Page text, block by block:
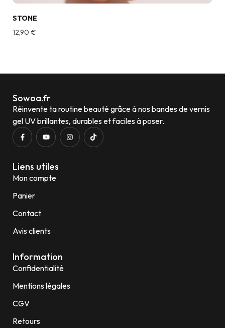
STONE
12,90 €
Sowoa.fr
Réinvente ta routine beauté grâce à nos bandes de vernis
gel UV brillantes, durables et faciles à poser.
Liens utiles
Mon compte
Panier
Contact
Avis clients
Information
Confidentialité
Mentions légales
CGV
Retours